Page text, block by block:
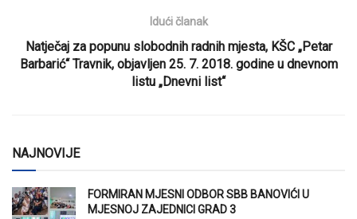
Idući članak
Natječaj za popunu slobodnih radnih mjesta, KŠC „Petar
Barbarić“ Travnik, objavljen 25. 7. 2018. godine u dnevnom
listu „Dnevni list“
NAJNOVIJE
FORMIRAN MJESNI ODBOR SBB BANOVIĆI U
MJESNOJ ZAJEDNICI GRAD 3